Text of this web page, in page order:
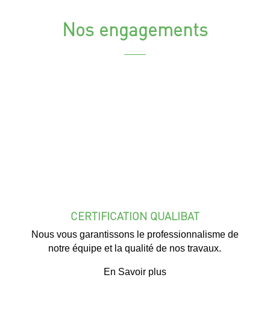
Nos engagements
CERTIFICATION QUALIBAT
Nous vous garantissons le professionnalisme de
notre équipe et la qualité de nos travaux.
En Savoir plus